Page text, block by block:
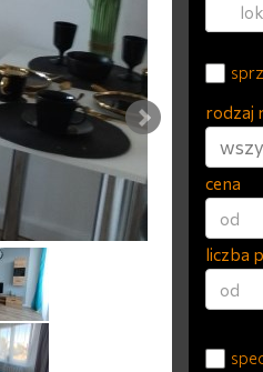
rodzaj
cena
liczba